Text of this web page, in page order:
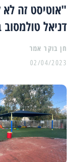
"אוטיסט זה
דניאל
02/04/2023